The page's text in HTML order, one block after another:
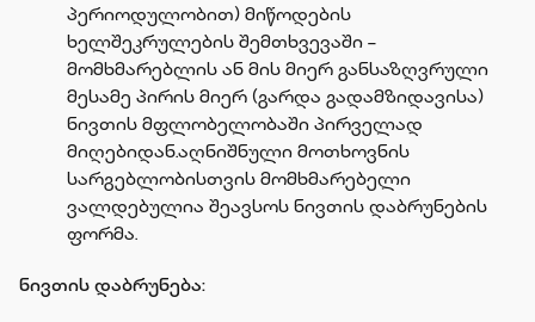
პერიოდულობით) მიწოდების
ხელშეკრულების შემთხვევაში −
მომხმარებლის ან მის მიერ განსაზღვრული
მესამე პირის მიერ (გარდა გადამზიდავისა)
ნივთის მფლობელობაში პირველად
მიღებიდან.აღნიშნული მოთხოვნის
სარგებლობისთვის მომხმარებელი
ვალდებულია შეავსოს ნივთის დაბრუნების
ფორმა.
ნივთის დაბრუნება: